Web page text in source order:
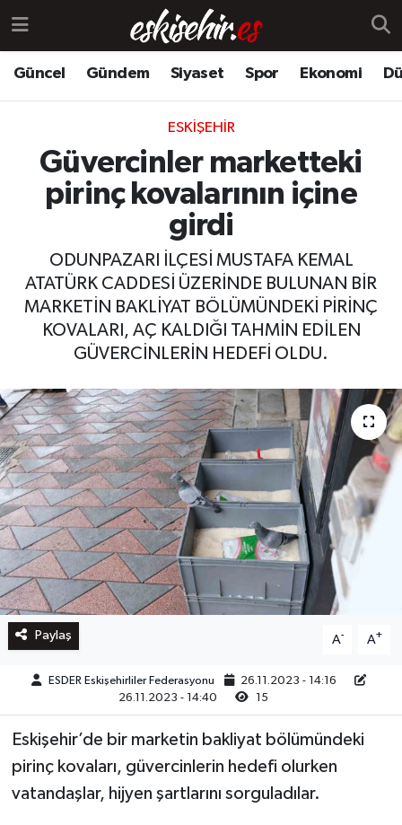
Güncel Gündem Siyaset Spor Ekonomi
ESKIŞEHIR
Güvercinler marketteki
pirinç kovalarının içine
girdi
ODUNPAZARI İLÇESİ MUSTAFA KEMAL
ATATÜRK CADDESİ ÜZERİNDE BULUNAN BİR
MARKETİN BAKLİYAT BÖLÜMÜNDEKİ PİRİNÇ
KOVALARI, AÇ KALDIĞI TAHMİN EDİLEN
GÜVERCİNLERİN HEDEFİ OLDU.
Paylaş A- A+
ESDER Eskişehirliler Federasyonu
26.11.2023 - 14:16
26.11.2023 - 14:40
15
Eskişehir’de bir marketin bakliyat bölümündeki
pirinç kovaları, güvercinlerin hedefi olurken
vatandaşlar, hijyen şartlarını sorguladılar.